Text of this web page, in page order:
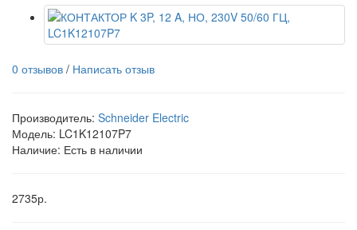
0 отзывов / Написать отзыв
Производитель: Schneider Electric
Модель: LC1K12107P7
Наличие: Есть в наличии
2735р.